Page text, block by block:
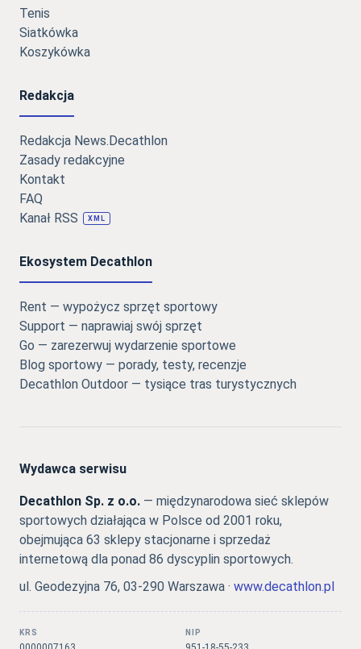
Tenis
Siatkówka
Koszykówka
Redakcja
Redakcja News.Decathlon
Zasady redakcyjne
Kontakt
FAQ
Kanał RSS
XML
Ekosystem Decathlon
Rent — wypożycz sprzęt sportowy
Support — naprawiaj swój sprzęt
Go — zarezerwuj wydarzenie sportowe
Blog sportowy — porady, testy, recenzje
Decathlon Outdoor — tysiące tras turystycznych
Wydawca serwisu
Decathlon Sp. z o.o. — międzynarodowa sieć sklepów
sportowych działająca w Polsce od 2001 roku,
obejmująca 63 sklepy stacjonarne i sprzedaż
internetową dla ponad 86 dyscyplin sportowych.
ul. Geodezyjna 76, 03-290 Warszawa · www.decathlon.pl
KRS NIP